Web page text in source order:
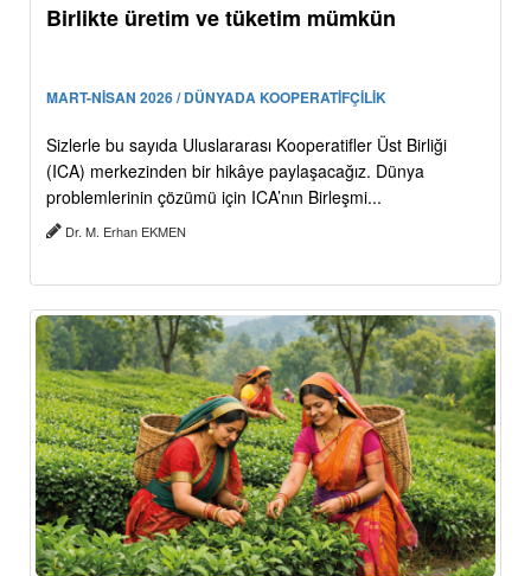
Birlikte üretim ve tüketim mümkün
MART-NİSAN 2026 / DÜNYADA KOOPERATİFÇİLİK
Sizlerle bu sayıda Uluslararası Kooperatifler Üst Birliği
(ICA) merkezinden bir hikâye paylaşacağız. Dünya
problemlerinin çözümü için ICA’nın Birleşmi...
Dr. M. Erhan EKMEN